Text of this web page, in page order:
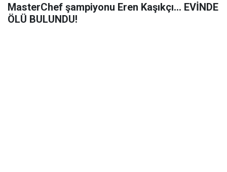
MasterChef şampiyonu Eren Kaşıkçı... EVİNDE
ÖLÜ BULUNDU!